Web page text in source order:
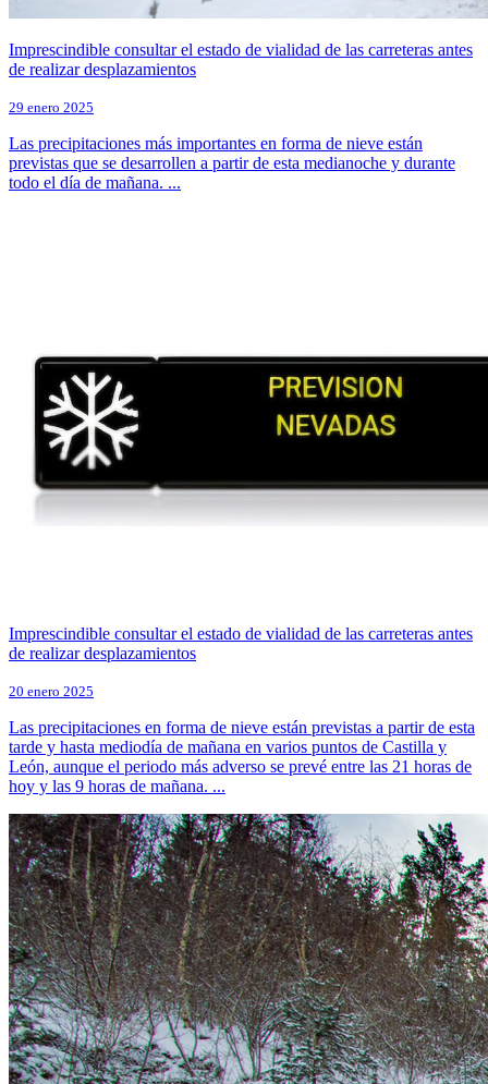
Imprescindible consultar el estado de vialidad de las carreteras antes
de realizar desplazamientos
29 enero 2025
Las precipitaciones más importantes en forma de nieve están
previstas que se desarrollen a partir de esta medianoche y durante
todo el día de mañana. ...
Imprescindible consultar el estado de vialidad de las carreteras antes
de realizar desplazamientos
20 enero 2025
Las precipitaciones en forma de nieve están previstas a partir de esta
tarde y hasta mediodía de mañana en varios puntos de Castilla y
León, aunque el periodo más adverso se prevé entre las 21 horas de
hoy y las 9 horas de mañana. ...